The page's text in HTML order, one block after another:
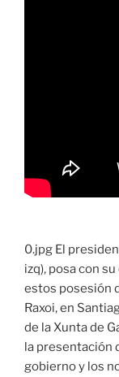
0.jpg El
izq), posa con
estos posesión
Raxoi, en
de la Xunta de
la presentación
gobierno y los